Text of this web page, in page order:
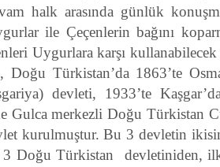
halk arasında günlük
ile Çeçenlerin bağını
Uygurlara karşı
Doğu Türkistan’da 1863’te
devleti, 1933’te
Gulca merkezli Doğu Türkistan
kurulmuştur. Bu 3 devletin
3 Doğu Türkistan devletiniden,